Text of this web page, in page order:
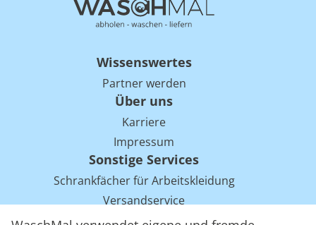
Wissenswertes
Partner werden
Über uns
Karriere
Impressum
Sonstige Services
Schrankfächer für Arbeitskleidung
Versandservice
Einsparpotentiale für Mietwäsche bei Arbeitskleidung